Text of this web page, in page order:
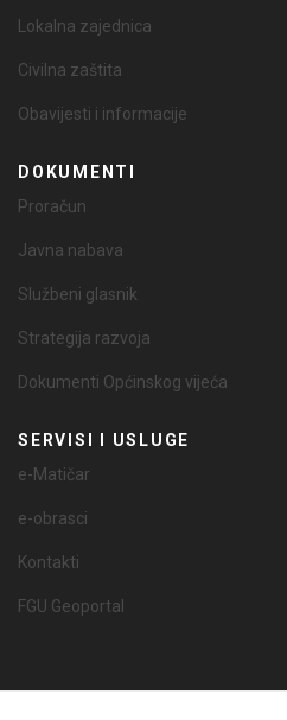
Lokalna zajednica
Civilna zaštita
Obavijesti i informacije
DOKUMENTI
Proračun
Javna nabava
Službeni glasnik
Strategija razvoja
Dokumenti Općinskog vijeća
SERVISI I USLUGE
e-Matičar
e-obrasci
Kontakti
FGU Geoportal